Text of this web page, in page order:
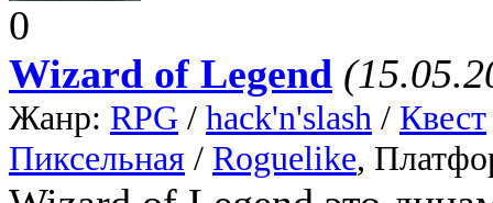
0
Wizard of Legend
Жанр: RPG / hack'n'slash / Квест
Пиксельная / Roguelike,